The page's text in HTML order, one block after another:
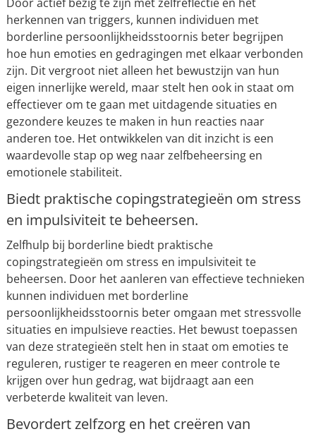
herkennen van triggers, kunnen individuen met
borderline persoonlijkheidsstoornis beter begrijpen
hoe hun emoties en gedragingen met elkaar verbonden
zijn. Dit vergroot niet alleen het bewustzijn van hun
eigen innerlijke wereld, maar stelt hen ook in staat om
effectiever om te gaan met uitdagende situaties en
gezondere keuzes te maken in hun reacties naar
anderen toe. Het ontwikkelen van dit inzicht is een
waardevolle stap op weg naar zelfbeheersing en
emotionele stabiliteit.
Biedt praktische copingstrategieën om stress
en impulsiviteit te beheersen.
Zelfhulp bij borderline biedt praktische
copingstrategieën om stress en impulsiviteit te
beheersen. Door het aanleren van effectieve technieken
kunnen individuen met borderline
persoonlijkheidsstoornis beter omgaan met stressvolle
situaties en impulsieve reacties. Het bewust toepassen
van deze strategieën stelt hen in staat om emoties te
reguleren, rustiger te reageren en meer controle te
krijgen over hun gedrag, wat bijdraagt aan een
verbeterde kwaliteit van leven.
Bevordert zelfzorg en het creëren van